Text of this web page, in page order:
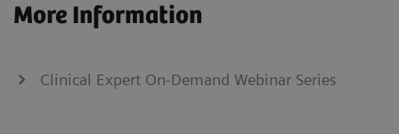
More Information
Clinical Expert On-Demand Webinar Series